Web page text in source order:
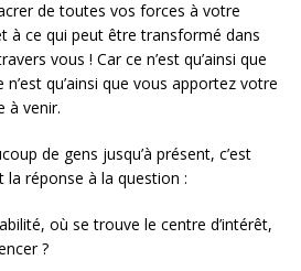
de toutes vos forces à votre
à ce qui peut être transformé dans
vous ! Car ce n’est qu’ainsi que
qu’ainsi que vous apportez votre
à venir.
de gens jusqu’à présent, c’est
réponse à la question :
où se trouve le centre d’intérêt,
?